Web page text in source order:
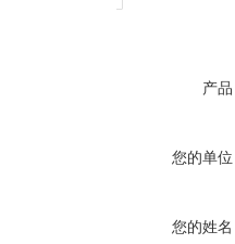
产品
您的单位
您的姓名